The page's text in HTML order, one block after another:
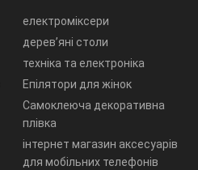
електроміксери
дерев’яні столи
техніка та електроніка
Епілятори для жінок
Самоклеюча декоративна
плівка
інтернет магазин аксесуарів
для мобільних телефонів